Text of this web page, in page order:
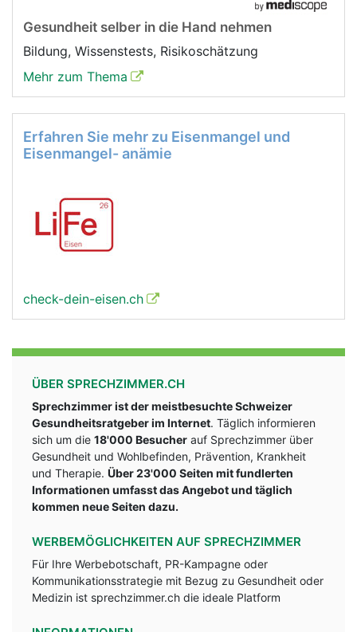
Gesundheit selber in die Hand nehmen
Bildung, Wissenstests, Risikoschätzung
Mehr zum Thema
Erfahren Sie mehr zu Eisenmangel und
Eisenmangel- anämie
check-dein-eisen.ch
ÜBER SPRECHZIMMER.CH
Sprechzimmer ist der meistbesuchte Schweizer
Gesundheitsratgeber im Internet. Täglich informieren
sich um die 18'000 Besucher auf Sprechzimmer über
Gesundheit und Wohlbefinden, Prävention, Krankheit
und Therapie. Über 23'000 Seiten mit fundlerten
Informationen umfasst das Angebot und täglich
kommen neue Seiten dazu.
WERBEMÖGLICHKEITEN AUF SPRECHZIMMER
Für Ihre Werbebotschaft, PR-Kampagne oder
Kommunikationsstrategie mit Bezug zu Gesundheit oder
Medizin ist sprechzimmer.ch die ideale Platform